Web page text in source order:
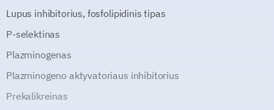
Lupus inhibitorius, fosfolipidinis tipas
P-selektinas
Plazminogenas
Plazminogeno aktyvatoriaus inhibitorius
Prekalikreinas